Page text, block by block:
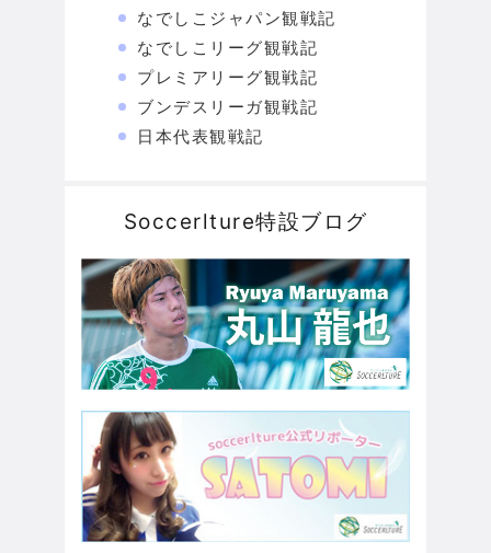
なでしこジャパン観戦記
なでしこリーグ観戦記
プレミアリーグ観戦記
ブンデスリーガ観戦記
日本代表観戦記
Soccerlture特設ブログ